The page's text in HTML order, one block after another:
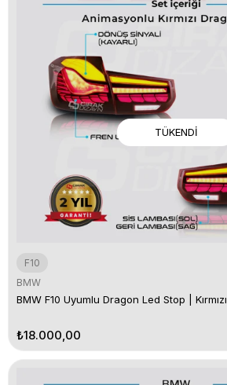
TÜKENDI
F10
BMW
BMW F10 Uyumlu Dragon Led Stop | Kırmızı
₺18.000,00